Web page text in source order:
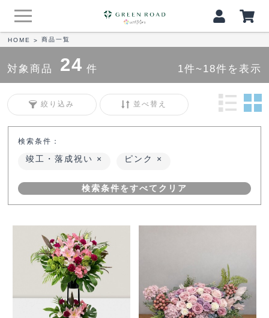
HOME > 商品一覧
対象商品 24 件 1件~18件を表示
絞り込み 並べ替え
検索条件：
竣工・落成祝い ピンク
検索条件をすべてクリア